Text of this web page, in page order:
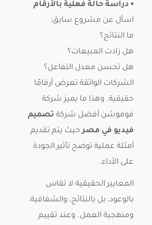
▪️ دراسة حالة فعلية بالأرقام
اسأل عن مشروع سابق:
ما النتائج؟
هل زادت المبيعات؟
هل تحسن معدل التفاعل؟
الشركات الواثقة تعرض أرقامًا
حقيقية. وهذا ما يميز شركة
فوموشن أفضل شركة تصميم
فيديو في مصرحيث يتم تقديم
أمثلة عملية توضح تأثير الجودة
على الأداء.
المعايير الحقيقية لا تقاس
بالوعود، بل بالنتائج، والشفافية،
ومنهجية العمل. وعند تقييم